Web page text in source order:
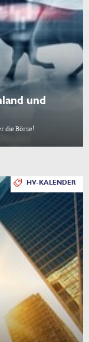
und
die Börse!
HV-KALENDER